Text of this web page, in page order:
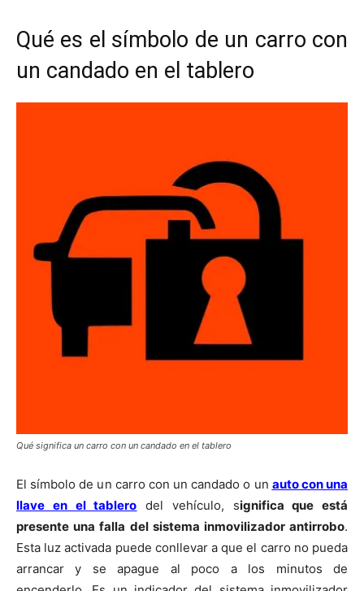
Qué es el símbolo de un carro con
un candado en el tablero
Qué significa un carro con un candado en el tablero
El símbolo de un carro con un candado o un auto con una
llave en el tablero del vehículo, significa que está
presente una falla del sistema inmovilizador antirrobo.
Esta luz activada puede conllevar a que el carro no pueda
arrancar y se apague al poco a los minutos de